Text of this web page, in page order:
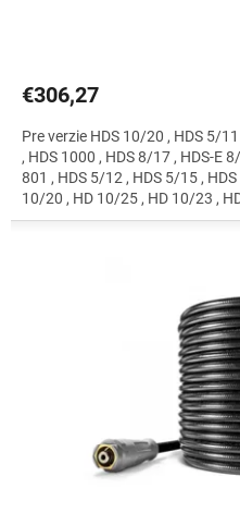
€306,27
Pre verzie HDS 10/20 , HDS 5/
, HDS 1000 , HDS 8/17 , HDS-E
801 , HDS 5/12 , HDS 5/15 ,
10/20 , HD 10/25 , HD 10/23 ,
8/18 , HD 8/16 , HD 8/14 , HD
HD 8/20 G , HD 7/15 G , HD